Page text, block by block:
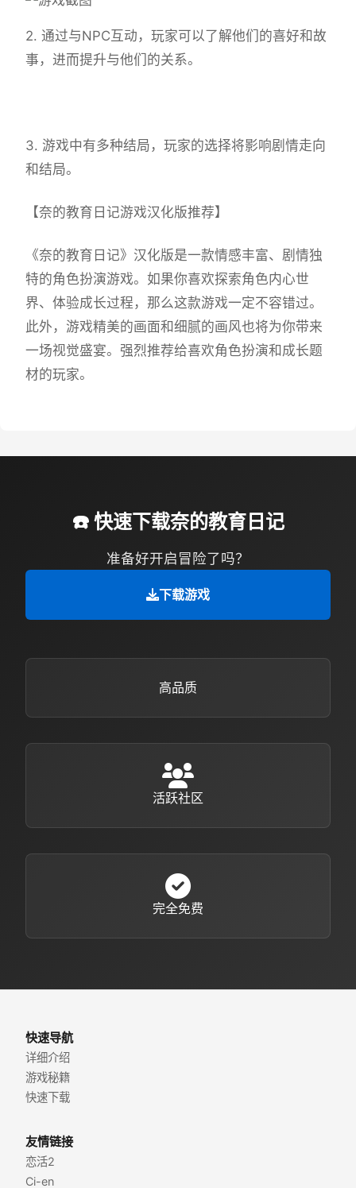
2. 通过与NPC互动，玩家可以了解他们的喜好和故
事，进而提升与他们的关系。
3. 游戏中有多种结局，玩家的选择将影响剧情走向
和结局。
【奈的教育日记游戏汉化版推荐】
《奈的教育日记》汉化版是一款情感丰富、剧情独
特的角色扮演游戏。如果你喜欢探索角色内心世
界、体验成长过程，那么这款游戏一定不容错过。
此外，游戏精美的画面和细腻的画风也将为你带来
一场视觉盛宴。强烈推荐给喜欢角色扮演和成长题
材的玩家。
☎️ 快速下载奈的教育日记
准备好开启冒险了吗？
下载游戏
高品质
活跃社区
完全免费
快速导航
详细介绍
游戏秘籍
快速下载
友情链接
恋活2
Ci-en